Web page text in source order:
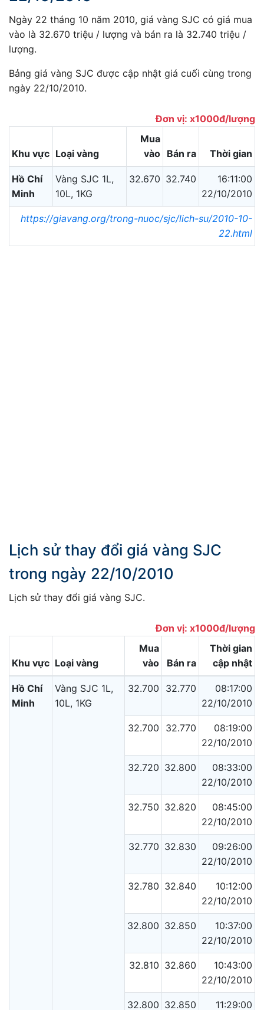
Ngày 22 tháng 10 năm 2010, giá vàng SJC có giá mua
vào là 32.670 triệu / lượng và bán ra là 32.740 triệu /
lượng.
Bảng giá vàng SJC được cập nhật giá cuối cùng trong
ngày 22/10/2010.
Đơn vị: x1000đ/lượng
Khu vực Loại vàng
Mua
vào Bán ra Thời gian
Hồ Chí
Minh
Vàng SJC 1L,
10L, 1KG
32.670 32.740
16:11:00
22/10/2010
https://giavang.org/trong-nuoc/sjc/lich-su/2010-10-
22.html
Lịch sử thay đổi giá vàng SJC
trong ngày 22/10/2010
Lịch sử thay đổi giá vàng SJC.
Đơn vị: x1000đ/lượng
Khu vực Loại vàng
Mua
vào
Bán ra
Thời gian
cập nhật
Hồ Chí
Minh
Vàng SJC 1L,
10L, 1KG
32.700 32.770
08:17:00
22/10/2010
32.700 32.770
08:19:00
22/10/2010
32.720 32.800
08:33:00
22/10/2010
32.750 32.820
08:45:00
22/10/2010
32.770 32.830
09:26:00
22/10/2010
32.780 32.840
10:12:00
22/10/2010
32.800 32.850
10:37:00
22/10/2010
32.810 32.860
10:43:00
22/10/2010
32.800 32.850 11:29:00